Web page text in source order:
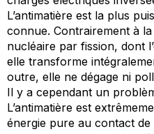
L’antimatière est la plus
connue. Contrairement à
nucléaire par fission, dont
elle transforme
outre, elle ne dégage ni
Il y a cependant un
L’antimatière est
énergie pure au contact de